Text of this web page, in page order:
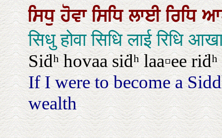
ਸਿਧੁਹੋਵਾਸਿਧਿਲਾਈਰਿਧਿ
सिधु होवा सिधि लाई रिधि
Siḋʰ hovaa siḋʰ laa▫ee riḋʰ
If I were to become a
wealth